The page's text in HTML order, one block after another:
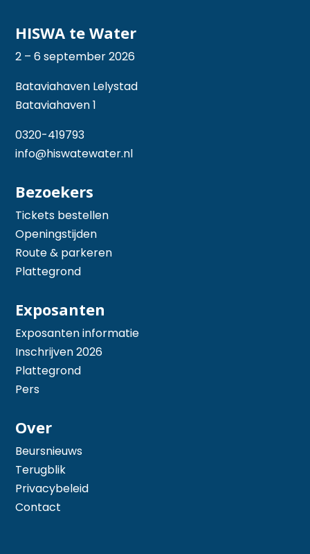
HISWA te Water
2 – 6 september 2026
Bataviahaven Lelystad
Bataviahaven 1
0320-419793
info@hiswatewater.nl
Bezoekers
Tickets bestellen
Openingstijden
Route & parkeren
Plattegrond
Exposanten
Exposanten informatie
Inschrijven 2026
Plattegrond
Pers
Over
Beursnieuws
Terugblik
Privacybeleid
Contact